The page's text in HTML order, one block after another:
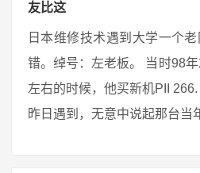
友比这
日本维修技术遇到大学一个
错。绰号：左老板。 当时98
左右的时候，他买新机PII 266.
昨日遇到，无意中说起那台当